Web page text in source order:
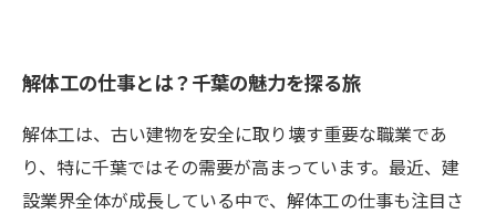
解体工の仕事とは？千葉の魅力を探る旅
解体工は、古い建物を安全に取り壊す重要な職業であ
り、特に千葉ではその需要が高まっています。最近、建
設業界全体が成長している中で、解体工の仕事も注目さ